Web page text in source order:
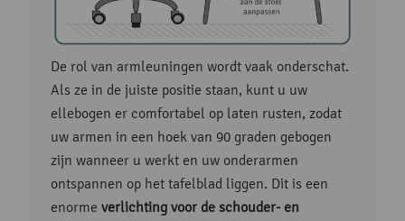
De rol van armleuningen wordt vaak onderschat.
Als ze in de juiste positie staan, kunt u uw
ellebogen er comfortabel op laten rusten, zodat
uw armen in een hoek van 90 graden gebogen
zijn wanneer u werkt en uw onderarmen
ontspannen op het tafelblad liggen. Dit is een
enorme verlichting voor de schouder- en